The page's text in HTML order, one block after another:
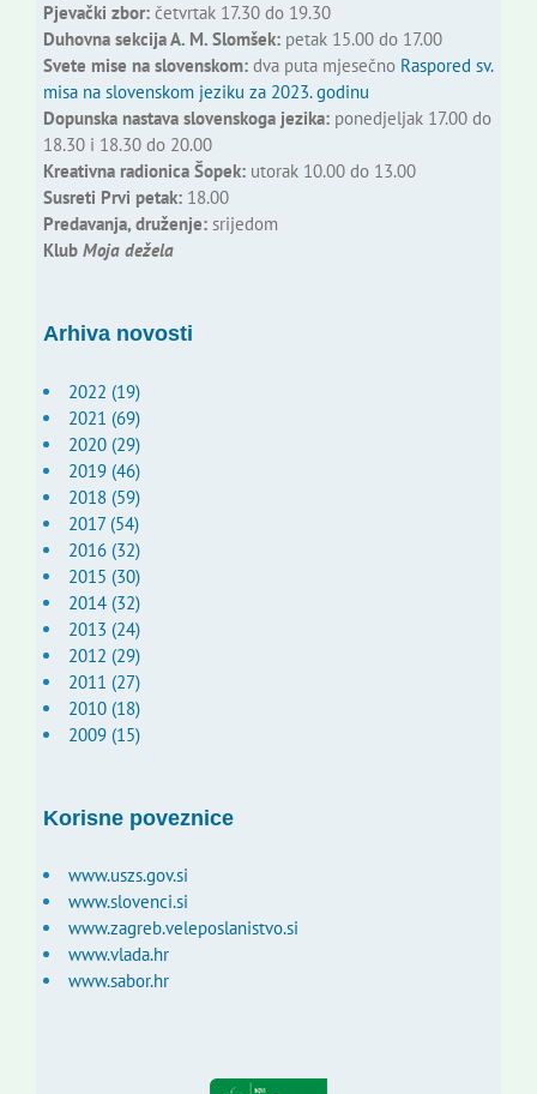
Pjevački zbor:četvrtak 17.30 do 19.30
Duhovna sekcija A. M. Slomšek:petak 15.00 do 17.00
Svete mise na slovenskom:dva puta mjesečno Raspored sv.
misa na slovenskom jeziku za 2023. godinu
Dopunska nastava slovenskoga jezika:ponedjeljak 17.00 do
18.30 i 18.30 do 20.00
Kreativna radionica Šopek:utorak 10.00 do 13.00
Susreti Prvi petak:18.00
Predavanja, druženje:srijedom
Klub Moja dežela
Arhiva novosti
2022 (19)
2021 (69)
2020 (29)
2019 (46)
2018 (59)
2017 (54)
2016 (32)
2015 (30)
2014 (32)
2013 (24)
2012 (29)
2011 (27)
2010 (18)
2009 (15)
Korisne poveznice
www.uszs.gov.si
www.slovenci.si
www.zagreb.veleposlanistvo.si
www.vlada.hr
www.sabor.hr